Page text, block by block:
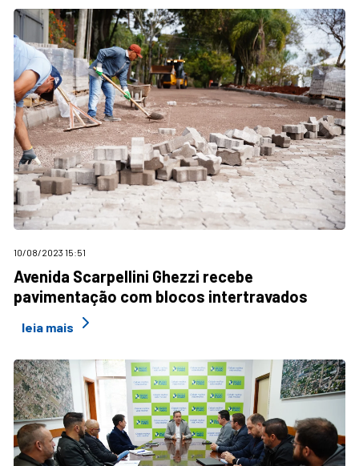
10/08/2023 15:51
Avenida Scarpellini Ghezzi recebe
pavimentação com blocos intertravados
leia mais